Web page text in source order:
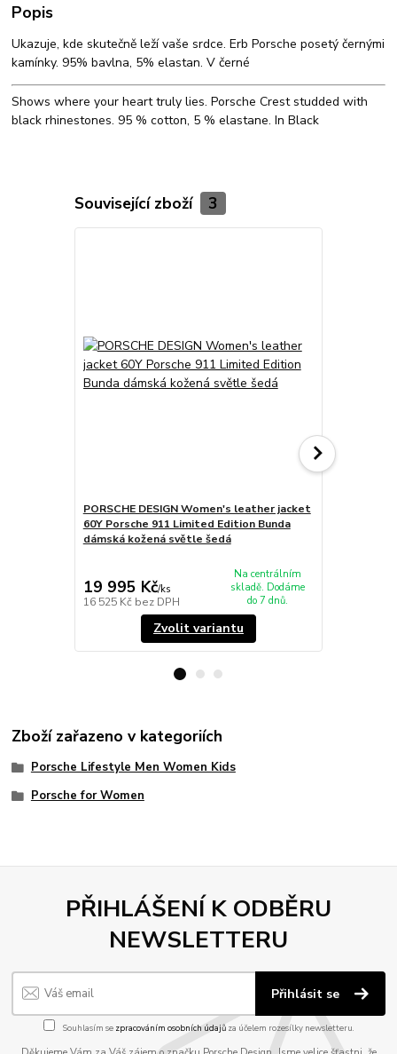
Popis
Ukazuje, kde skutečně leží vaše srdce. Erb Porsche posetý černými
kamínky. 95% bavlna, 5% elastan. V černé
Shows where your heart truly lies. Porsche Crest studded with
black rhinestones. 95 % cotton, 5 % elastane. In Black
Související zboží 3
PORSCHE DESIGN Women's leather jacket
60Y Porsche 911 Limited Edition Bunda
dámská kožená světle šedá
19 995 Kč/ks
16 525 Kč bez DPH
Na centrálním
skladě. Dodáme
do 7 dnů.
Zvolit variantu
Zboží zařazeno v kategoriích
Porsche Lifestyle Men Women Kids
Porsche for Women
PŘIHLÁŠENÍ K ODBĚRU
NEWSLETTERU
Přihlásit se
Souhlasím se zpracováním osobních údajůza účelem rozesílky newsletteru.